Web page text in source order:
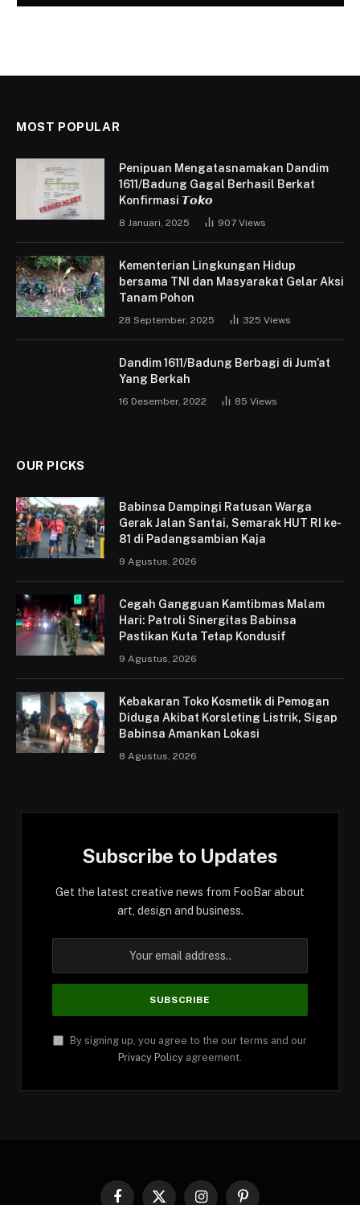
MOST POPULAR
Penipuan Mengatasnamakan Dandim
1611/Badung Gagal Berhasil Berkat
Konfirmasi 𝙏𝙤𝙠𝙤
8 Januari, 2025 907 Views
Kementerian Lingkungan Hidup
bersama TNI dan Masyarakat Gelar Aksi
Tanam Pohon
28 September, 2025 325 Views
Dandim 1611/Badung Berbagi di Jum’at
Yang Berkah
16 Desember, 2022 85 Views
OUR PICKS
Babinsa Dampingi Ratusan Warga
Gerak Jalan Santai, Semarak HUT RI ke-
81 di Padangsambian Kaja
9 Agustus, 2026
Cegah Gangguan Kamtibmas Malam
Hari: Patroli Sinergitas Babinsa
Pastikan Kuta Tetap Kondusif
9 Agustus, 2026
Kebakaran Toko Kosmetik di Pemogan
Diduga Akibat Korsleting Listrik, Sigap
Babinsa Amankan Lokasi
8 Agustus, 2026
Subscribe to Updates
Get the latest creative news from FooBar about
art, design and business.
By signing up, you agree to the our terms and our
Privacy Policy agreement.